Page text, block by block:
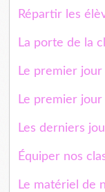
Répartir les
La porte de la
Le premier jour
Le premier
Les derniers
Équiper nos
Le matériel de